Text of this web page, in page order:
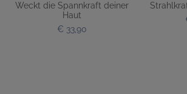
Weckt die Spannkraft deiner
Haut
€ 33,90